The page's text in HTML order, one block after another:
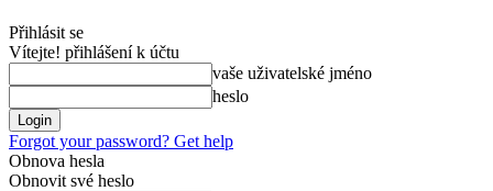
Přihlásit se
Vítejte! přihlášení k účtu
vaše uživatelské jméno
heslo
Forgot your password? Get help
Obnova hesla
Obnovit své heslo